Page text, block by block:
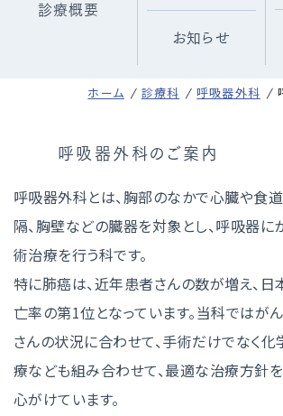
診療概要
お知らせ
ホーム 診療科 呼吸器外科
呼吸器外科のご案内
呼吸器外科とは、胸部のなかで心臓や食
隔、胸壁などの臓器を対象とし、呼吸器
術治療を行う科です。
特に肺癌は、近年患者さんの数が増え、
亡率の第1位となっています。当科ではが
さんの状況に合わせて、手術だけでなく化
療なども組み合わせて、最適な治療方針
心がけています。